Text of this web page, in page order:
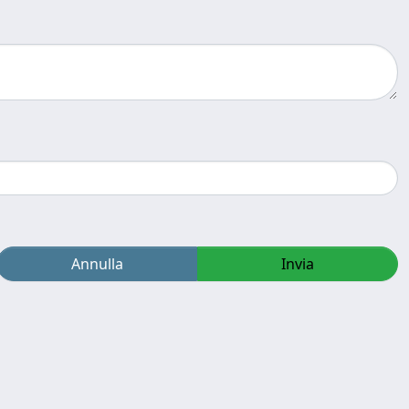
Annulla Invia